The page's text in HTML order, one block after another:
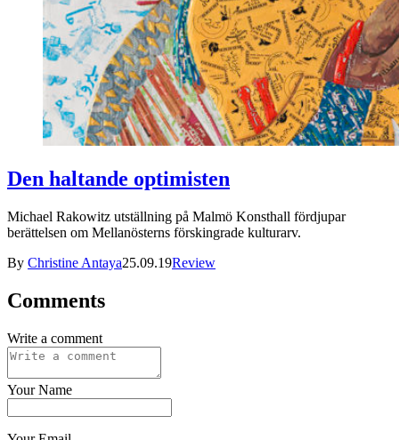
Den haltande optimisten
Michael Rakowitz utställning på Malmö Konsthall fördjupar
berättelsen om Mellanösterns förskingrade kulturarv.
By Christine Antaya25.09.19Review
Comments
Write a comment
Your Name